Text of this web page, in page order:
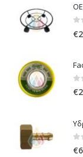
€
0
€
0
€